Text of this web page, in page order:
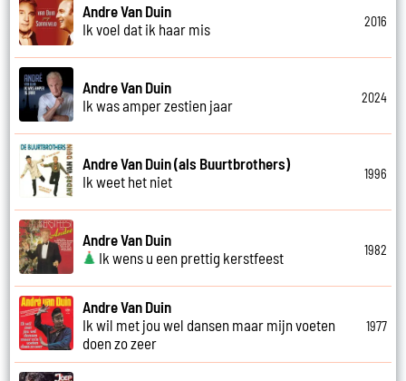
Andre Van Duin
Ik voel dat ik haar mis
2016
Andre Van Duin
Ik was amper zestien jaar
2024
Andre Van Duin (als Buurtbrothers)
Ik weet het niet
1996
Andre Van Duin
Ik wens u een prettig kerstfeest
1982
Andre Van Duin
Ik wil met jou wel dansen maar mijn voeten
doen zo zeer
1977